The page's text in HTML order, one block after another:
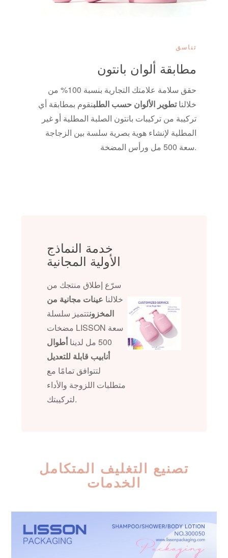
تناسق
مطابقة ألوان بانتون
حقق سلامة علامتك التجارية بنسبة 100% من
خلالناتطوير الألوان حسب الطلبنقوم بمطابقة أي
تركيبة من تركيبات بانتون الصلبة المطلية أو غير
المطلية لإنشاء هوية بصرية سلسة بين الزجاجة
سعة 500 مل ورأس المضخة.
خدمة النماذج
الأولية المجانية
سرّع إطلاق منتجك من
خلالنا عينات مجانية من
المخزونتتميز سلسلة
مضخات LISSON سعة
500 مل لدينا
أطوال
أنابيب قابلة للتعديل
لتتوافق تمامًا مع
متطلبات اللزوجة والأداء
لتركيبتك.
تصنيع التغليف المتكامل
الخدمات